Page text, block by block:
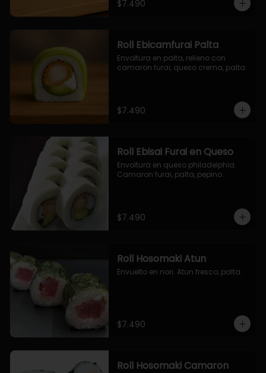
$7.490
Roll Ebicamfurai Palta
Envoltura en palta, relleno con
camaron furai, queso crema, palta.
$7.490
Roll Ebisai Furai en Queso
Envoltura en queso philadelphia.
Camaron furai, palta, pepino.
$7.490
Roll Hosomaki Atun
Envuelto en nori. Atun fresco, palta.
$7.490
Roll Hosomaki Camaron